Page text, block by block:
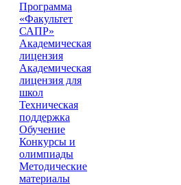
Программа
«Факультет
САПР»
Академическая
лицензия
Академическая
лицензия для
школ
Техническая
поддержка
Обучение
Конкурсы и
олимпиады
Методические
материалы